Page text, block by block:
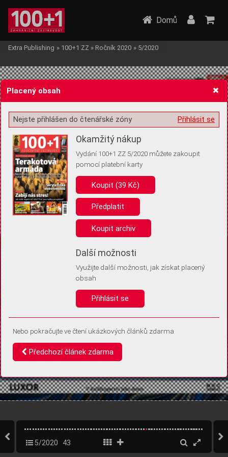
Žádost o souhlas s ukládáním volitelných informací
Pro základní fungování webu nepotřebujeme ukládat žádné informace
(tzv. cookies apod.). Rádi bychom vás ale požádali o souhlas s
uložením volitelných informací:
Anonymní unikátní ID
Díky němu příště poznáme, že se jedná o stejné zařízení, a
Identifikátor je zcela anonymní.
Vaše souhlasy a odmítnutí si ukládáme do vašeho zařízení, abychom se
vás už příště znovu neptali. Můžete je kdykoli později upravit ve Správě
Domů
Extra Publishing » 100+1 ZZ » Ročník 2020 » 5/2020
5/2020 43
Placený obsah
Přihlásit se
Nejste přihlášen do čtenářské zóny
Okamžitý nákup
Vydání 100+1 ZZ 5/2020 můžete zakoupit
pomocí platební karty
Koupit (39 Kč)
Předplatit
Koupit archiv
Další možnosti
Využijte další možnosti, jak získat placený
obsah
Přihlásit se
Nebo pokračujte ve čtení ukázkových článků zdarma
Předchozí článek zdarma